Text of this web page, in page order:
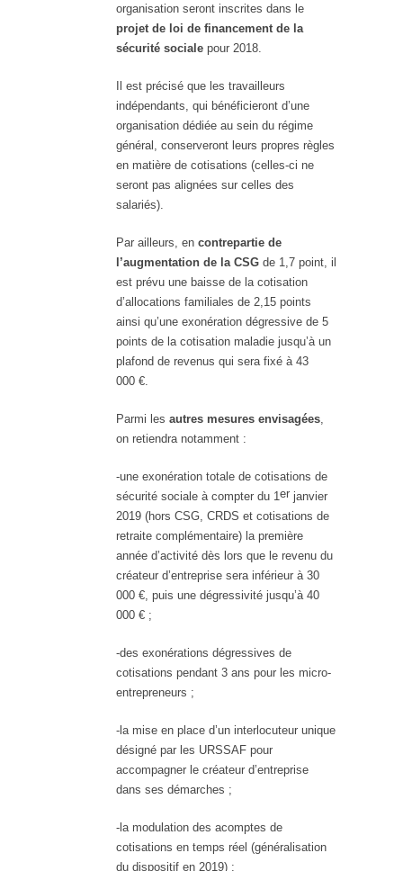
organisation seront inscrites dans le
projet de loi de financement de la
sécurité sociale pour 2018.
Il est précisé que les travailleurs
indépendants, qui bénéficieront d’une
organisation dédiée au sein du régime
général, conserveront leurs propres règles
en matière de cotisations (celles-ci ne
seront pas alignées sur celles des
salariés).
Par ailleurs, en contrepartie de
l’augmentation de la CSG de 1,7 point, il
est prévu une baisse de la cotisation
d’allocations familiales de 2,15 points
ainsi qu’une exonération dégressive de 5
points de la cotisation maladie jusqu’à un
plafond de revenus qui sera fixé à 43
000 €.
Parmi les autres mesures envisagées
on retiendra notamment :
-une exonération totale de cotisations de
sécurité sociale à compter du 1er janvier
2019 (hors CSG, CRDS et cotisations de
retraite complémentaire) la première
année d’activité dès lors que le revenu du
créateur d’entreprise sera inférieur à 30
000 €, puis une dégressivité jusqu’à 40
000 € ;
-des exonérations dégressives de
cotisations pendant 3 ans pour les micro-
entrepreneurs ;
-la mise en place d’un interlocuteur unique
désigné par les URSSAF pour
accompagner le créateur d’entreprise
dans ses démarches ;
-la modulation des acomptes de
cotisations en temps réel (généralisation
du dispositif en 2019) ;